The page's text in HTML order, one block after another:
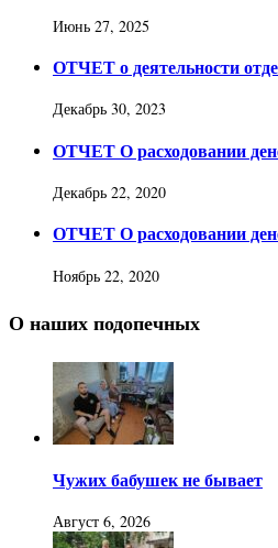
Июнь 27, 2025
ОТЧЕТ о деятельности
Декабрь 30, 2023
ОТЧЕТ О расходовании
Декабрь 22, 2020
ОТЧЕТ О расходовании
Ноябрь 22, 2020
О наших подопечных
Чужих бабушек не бывает
Август 6, 2026